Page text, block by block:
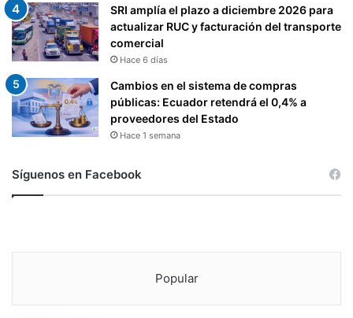
SRI amplía el plazo a diciembre 2026 para
actualizar RUC y facturación del transporte
comercial
Hace 6 días
Cambios en el sistema de compras
públicas: Ecuador retendrá el 0,4% a
proveedores del Estado
Hace 1 semana
Síguenos en Facebook
Popular